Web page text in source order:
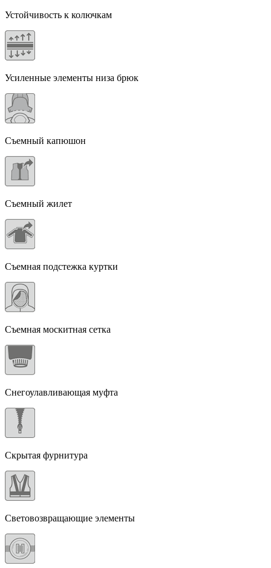
Устойчивость к колючкам
Усиленные элементы низа брюк
Съемный капюшон
Съемный жилет
Съемная подстежка куртки
Съемная москитная сетка
Снегоулавливающая муфта
Скрытая фурнитура
Световозвращающие элементы